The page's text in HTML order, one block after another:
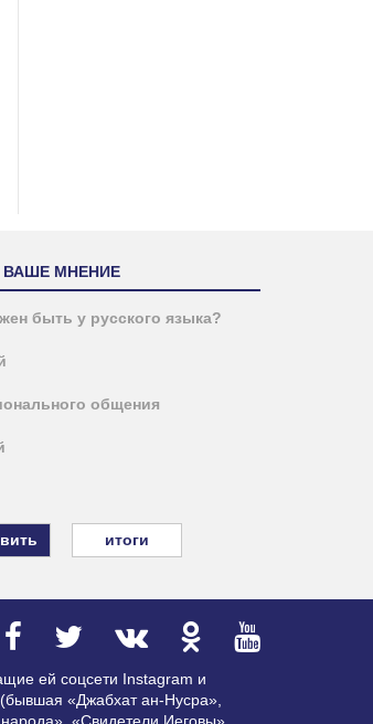
ВАШЕ МНЕНИЕ
быть у русского языка?
общения
итоги
ей соцсети Instagram и
«Джабхат ан-Нусра»,
«Свидетели Иеговы»,